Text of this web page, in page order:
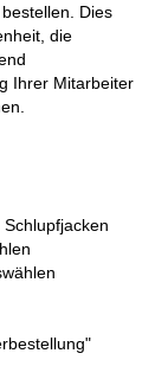
Dies
die
Ihrer Mitarbeiter